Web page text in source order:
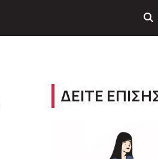
ΔΕΙΤΕ